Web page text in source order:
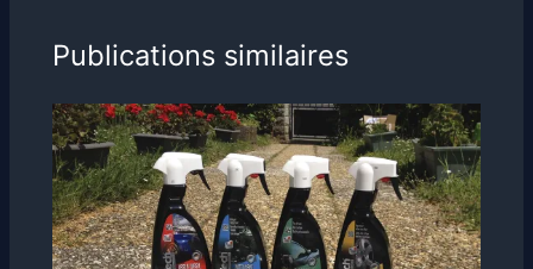
Publications similaires